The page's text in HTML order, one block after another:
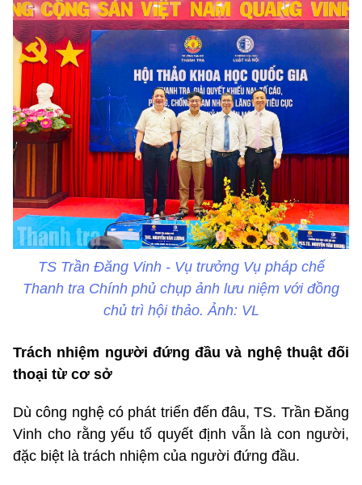
TS Trần Đăng Vinh - Vụ trưởng Vụ pháp chế
Thanh tra Chính phủ chụp ảnh lưu niệm với đồng
chủ trì hội thảo. Ảnh: VL
Trách nhiệm người đứng đầu và nghệ thuật đối
thoại từ cơ sở
Dù công nghệ có phát triển đến đâu, TS. Trần Đăng
Vinh cho rằng yếu tố quyết định vẫn là con người,
đặc biệt là trách nhiệm của người đứng đầu.